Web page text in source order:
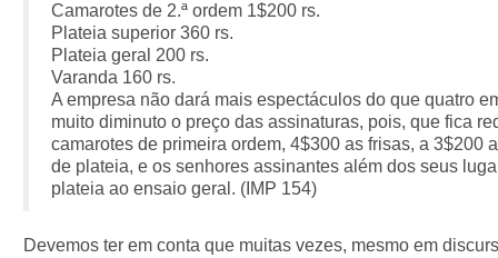
Camarotes de 2.ª ordem 1$200 rs.
Plateia superior 360 rs.
Plateia geral 200 rs.
Varanda 160 rs.
A empresa não dará mais espectáculos do que quatro
muito diminuto o preço das assinaturas, pois, que fica
camarotes de primeira ordem, 4$300 as frisas, a 3$200
de plateia, e os senhores assinantes além dos seus
plateia ao ensaio geral. (IMP 154)
Devemos ter em conta que muitas vezes, mesmo em